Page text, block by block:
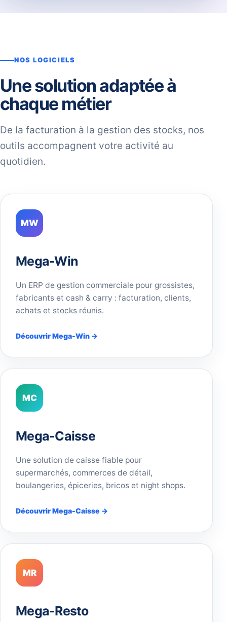
NOS LOGICIELS
Une solution adaptée à
chaque métier
De la facturation à la gestion des stocks, nos
outils accompagnent votre activité au
quotidien.
MW
Mega-Win
Un ERP de gestion commerciale pour grossistes,
fabricants et cash & carry : facturation, clients,
achats et stocks réunis.
Découvrir Mega-Win →
MC
Mega-Caisse
Une solution de caisse fiable pour
supermarchés, commerces de détail,
boulangeries, épiceries, bricos et night shops.
Découvrir Mega-Caisse →
MR
Mega-Resto